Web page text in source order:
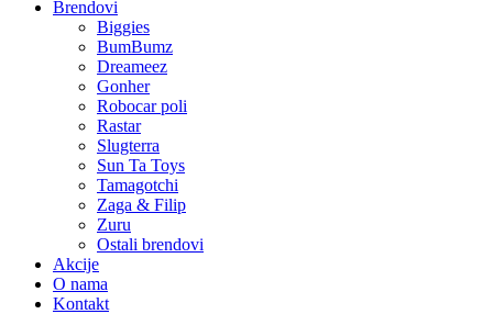
Brendovi
Biggies
BumBumz
Dreameez
Gonher
Robocar poli
Rastar
Slugterra
Sun Ta Toys
Tamagotchi
Zaga & Filip
Zuru
Ostali brendovi
Akcije
O nama
Kontakt